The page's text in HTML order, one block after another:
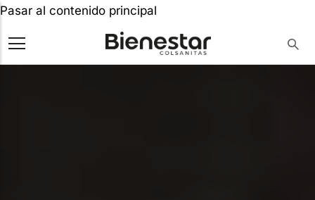
Pasar al contenido principal